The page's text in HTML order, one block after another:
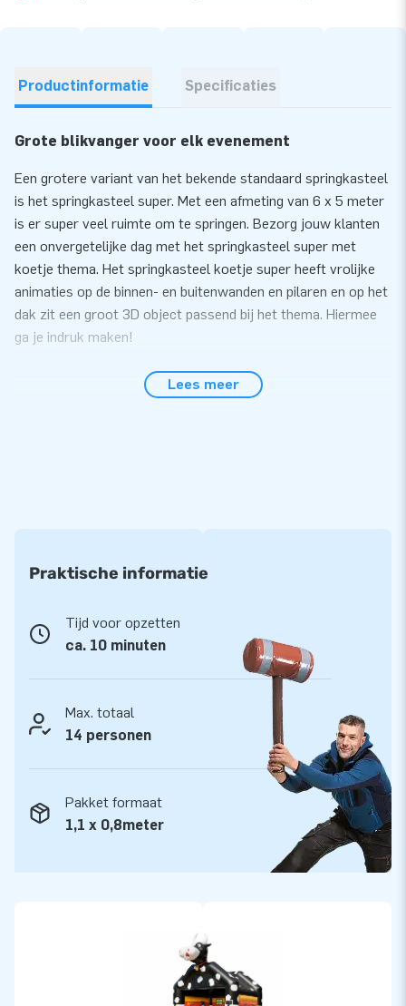
Productinformatie Specificaties
Grote blikvanger voor elk evenement
Een grotere variant van het bekende standaard springkasteel
is het springkasteel super. Met een afmeting van 6 x 5 meter
is er super veel ruimte om te springen. Bezorg jouw klanten
een onvergetelijke dag met het springkasteel super met
koetje thema. Het springkasteel koetje super heeft vrolijke
animaties op de binnen- en buitenwanden en pilaren en op het
dak zit een groot 3D object passend bij het thema. Hiermee
ga je indruk maken!
verankeringsmateriaal, transportzak, en een duidelijke
Kwaliteit en Garantie
JB kussens zijn op meerdere punten verstevigd en
meervoudig gestikt en zijn gemaakt van sterk, hoge kwaliteit
PVC. Ze zijn daardoor duurzaam en eenvoudig schoon te
houden. Het super springkussen wordt tevens door JB
geleverd met 5 jaar garantie. Hierdoor lever jij met dit
Koop dit unieke springkasteel super met koetje thema en
Meer dan 15.000 klanten kozen ook voor JB
lucht springen. Vaak letterlijk. Ons team van designers,
ontwikkelaars en logistiek medewerkers leveren unieke
opblaasattracties op grootse wijze! Klanten zijn verzekerd
Lees meer
Praktische informatie
Tijd voor opzetten
ca. 10 minuten
Max. totaal
14 personen
Pakket formaat
1,1 x 0,8meter